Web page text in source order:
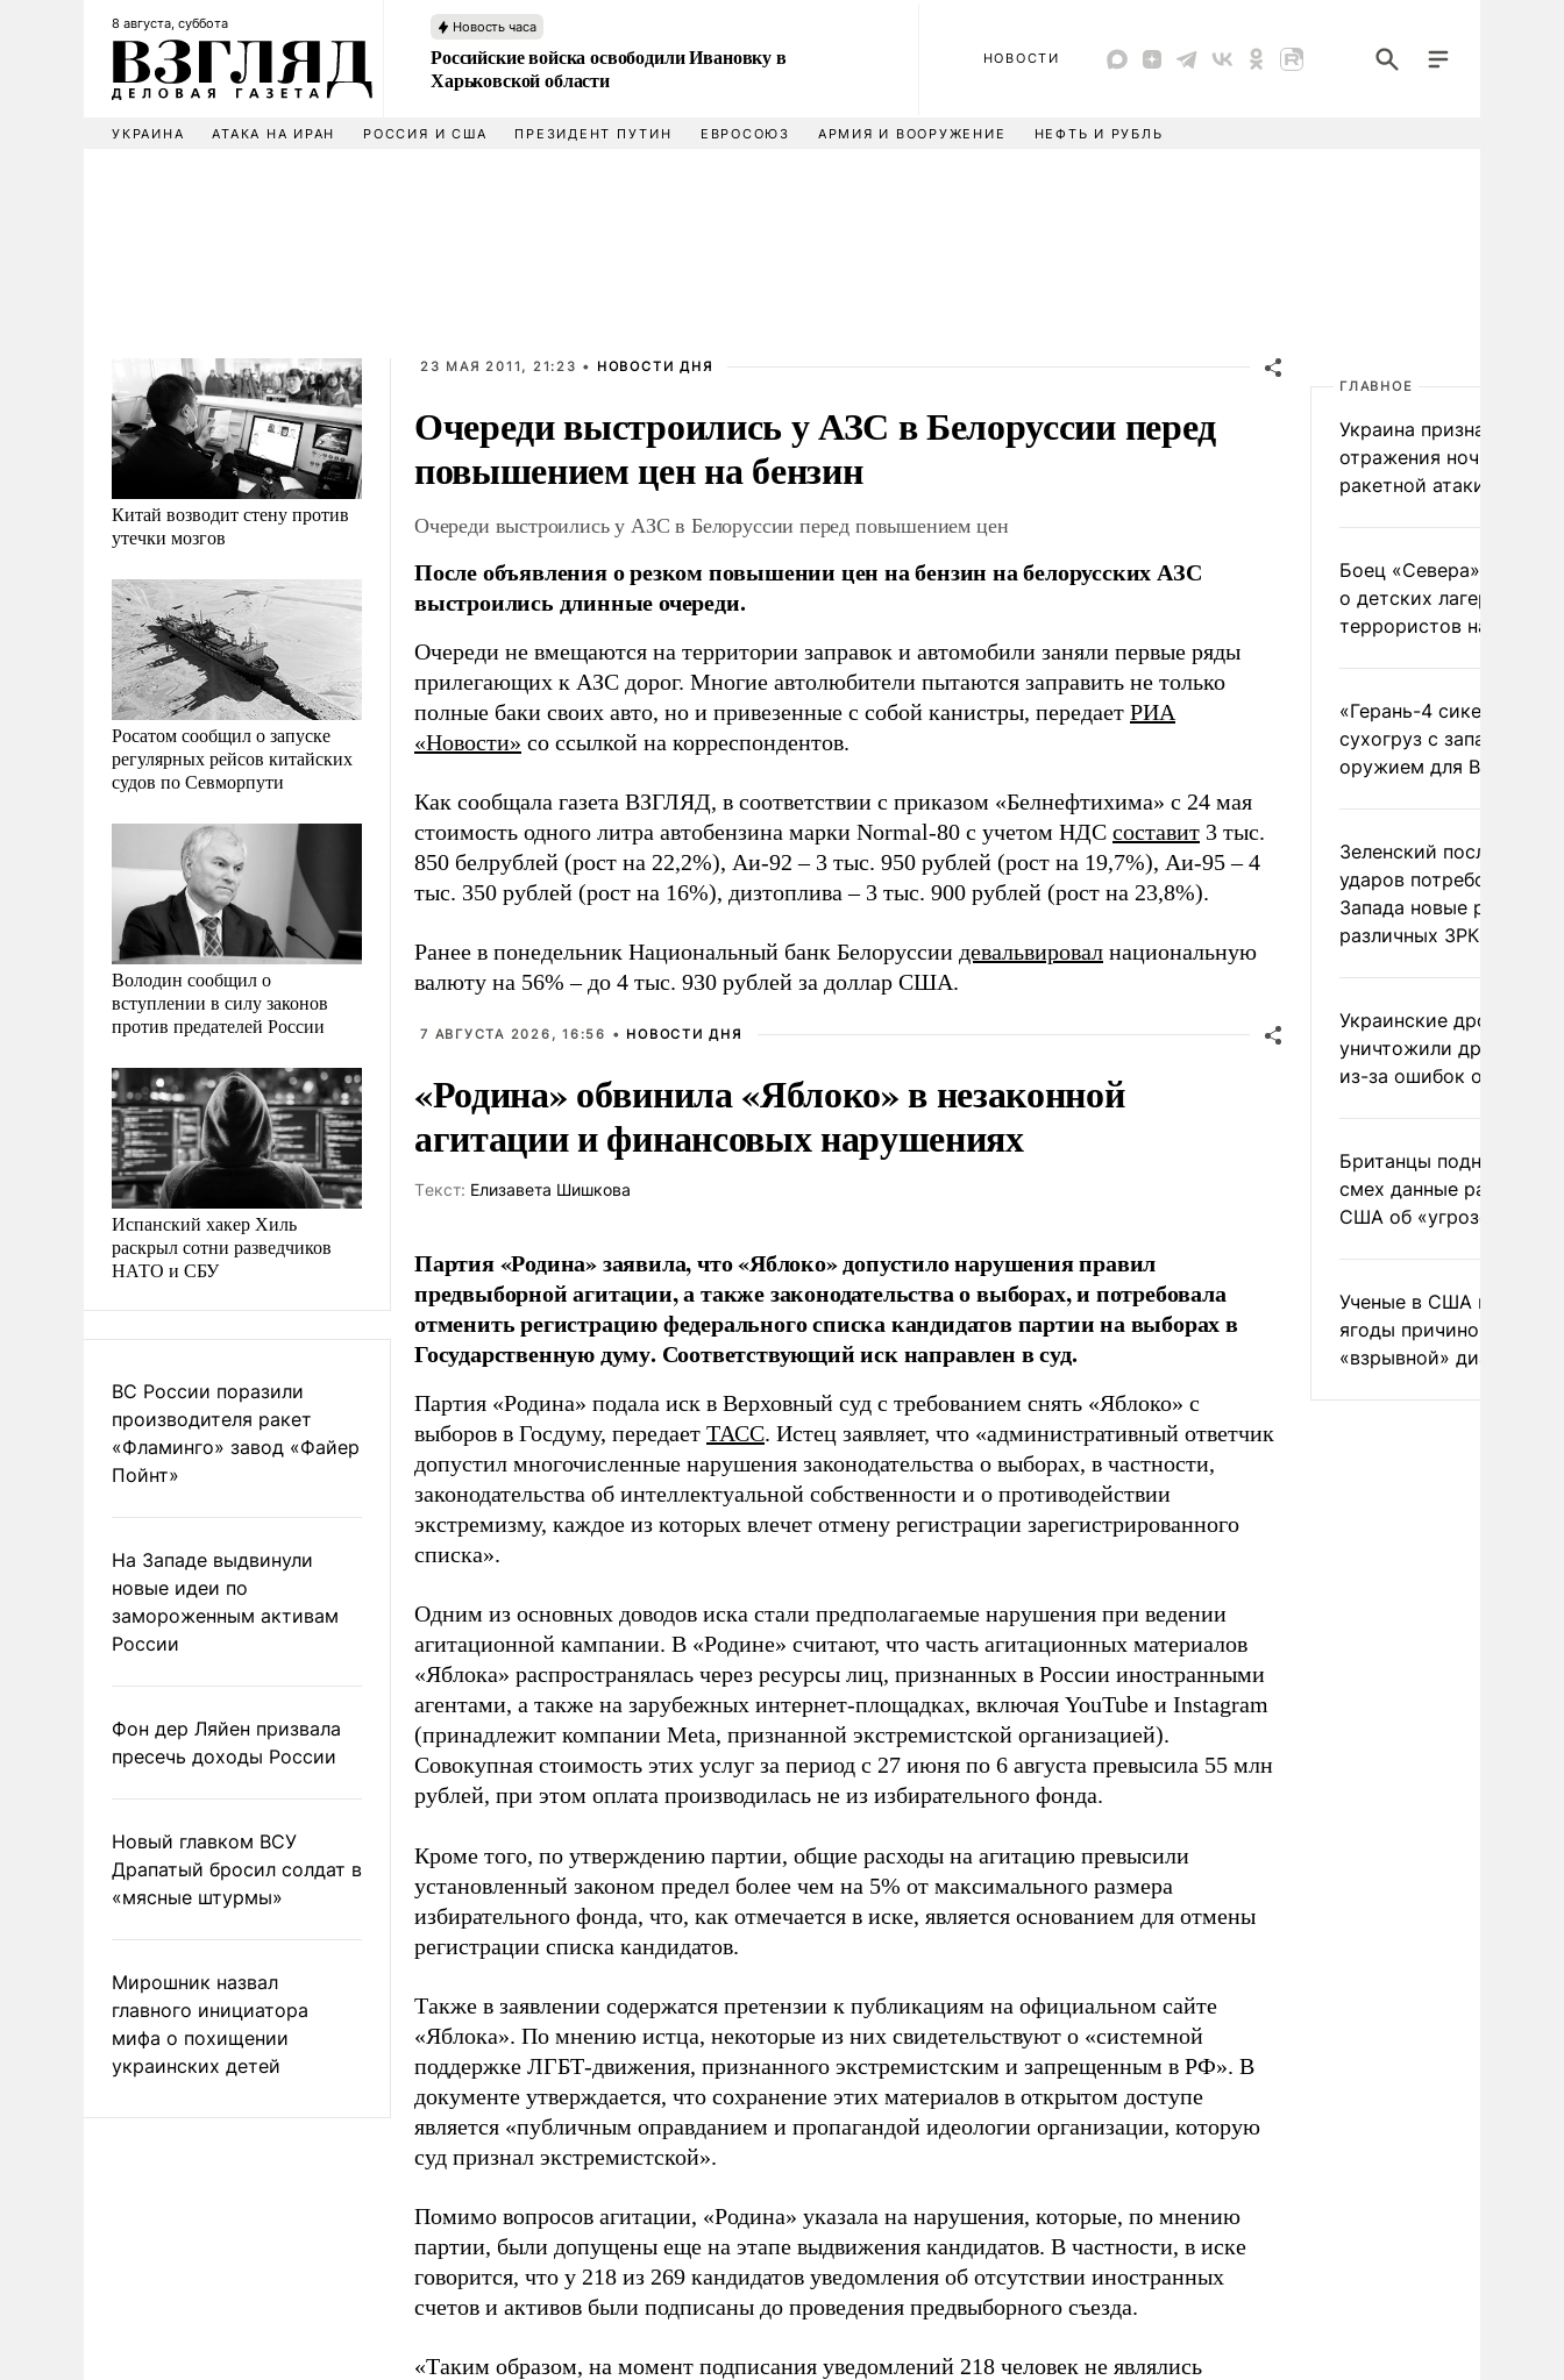
8 августа, суббота Новость часа
Российские войска освободили Ивановку в
Харьковской области
НОВОСТИ
УКРАИНА АТАКА НА ИРАН РОССИЯ И США ПРЕЗИДЕНТ ПУТИН ЕВРОСОЮЗ АРМИЯ И ВООРУЖЕНИЕ НЕФТЬ И РУБЛЬ
Китай возводит стену против
утечки мозгов
Росатом сообщил о запуске
регулярных рейсов китайских
судов по Севморпути
Володин сообщил о
вступлении в силу законов
против предателей России
Испанский хакер Хиль
раскрыл сотни разведчиков
НАТО и СБУ
ВС России поразили
производителя ракет
«Фламинго» завод «Файер
Пойнт»
На Западе выдвинули
новые идеи по
замороженным активам
России
Фон дер Ляйен призвала
пресечь доходы России
Новый главком ВСУ
Драпатый бросил солдат в
«мясные штурмы»
Мирошник назвал
главного инициатора
мифа о похищении
украинских детей
23 МАЯ 2011, 21:23 • НОВОСТИ ДНЯ
Очереди выстроились у АЗС в Белоруссии перед
повышением цен на бензин
Очереди выстроились у АЗС в Белоруссии перед повышением цен
После объявления о резком повышении цен на бензин на белорусских АЗС
выстроились длинные очереди.
Очереди не вмещаются на территории заправок и автомобили заняли первые ряды
прилегающих к АЗС дорог. Многие автолюбители пытаются заправить не только
полные баки своих авто, но и привезенные с собой канистры, передает РИА
«Новости» со ссылкой на корреспондентов.
Как сообщала газета ВЗГЛЯД, в соответствии с приказом «Белнефтихима» с 24 мая
стоимость одного литра автобензина марки Normal-80 с учетом НДС составит 3 тыс.
850 белрублей (рост на 22,2%), Аи-92 – 3 тыс. 950 рублей (рост на 19,7%), Аи-95 – 4
тыс. 350 рублей (рост на 16%), дизтоплива – 3 тыс. 900 рублей (рост на 23,8%).
Ранее в понедельник Национальный банк Белоруссии девальвировал национальную
валюту на 56% – до 4 тыс. 930 рублей за доллар США.
7 АВГУСТА 2026, 16:56 • НОВОСТИ ДНЯ
«Родина» обвинила «Яблоко» в незаконной
агитации и финансовых нарушениях
Tекст: Елизавета Шишкова
Партия «Родина» заявила, что «Яблоко» допустило нарушения правил
предвыборной агитации, а также законодательства о выборах, и потребовала
отменить регистрацию федерального списка кандидатов партии на выборах в
Государственную думу. Соответствующий иск направлен в суд.
Партия «Родина» подала иск в Верховный суд с требованием снять «Яблоко» с
выборов в Госдуму, передает ТАСС. Истец заявляет, что «административный ответчик
допустил многочисленные нарушения законодательства о выборах, в частности,
законодательства об интеллектуальной собственности и о противодействии
экстремизму, каждое из которых влечет отмену регистрации зарегистрированного
списка».
Одним из основных доводов иска стали предполагаемые нарушения при ведении
агитационной кампании. В «Родине» считают, что часть агитационных материалов
«Яблока» распространялась через ресурсы лиц, признанных в России иностранными
агентами, а также на зарубежных интернет-площадках, включая YouTube и Instagram
(принадлежит компании Meta, признанной экстремистской организацией).
Совокупная стоимость этих услуг за период с 27 июня по 6 августа превысила 55 млн
рублей, при этом оплата производилась не из избирательного фонда.
Кроме того, по утверждению партии, общие расходы на агитацию превысили
установленный законом предел более чем на 5% от максимального размера
избирательного фонда, что, как отмечается в иске, является основанием для отмены
регистрации списка кандидатов.
Также в заявлении содержатся претензии к публикациям на официальном сайте
«Яблока». По мнению истца, некоторые из них свидетельствуют о «системной
поддержке ЛГБТ-движения, признанного экстремистским и запрещенным в РФ». В
документе утверждается, что сохранение этих материалов в открытом доступе
является «публичным оправданием и пропагандой идеологии организации, которую
суд признал экстремистской».
Помимо вопросов агитации, «Родина» указала на нарушения, которые, по мнению
партии, были допущены еще на этапе выдвижения кандидатов. В частности, в иске
говорится, что у 218 из 269 кандидатов уведомления об отсутствии иностранных
счетов и активов были подписаны до проведения предвыборного съезда.
«Таким образом, на момент подписания уведомлений 218 человек не являлись
ГЛАВНОЕ
Украина признала
отражения ночной
ракетной атаки
Боец «Севера»
о детских лагерях
террористов на
«Герань-4 сикер»
сухогруз с западным
оружием для ВСУ
Зеленский после
ударов потребовал у
Запада новые ракеты
различных ЗРК
Украинские дроны
уничтожили друг друга
из-за ошибок
Британцы подняли на
смех данные разведки
США об «угрозе
Ученые в США назвали
ягоды причиной
«взрывной» диареи